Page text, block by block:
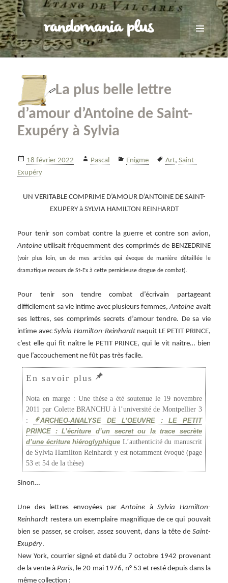
randomania plus
MENU
ET
WIDGETS
La plus belle lettre
d’amour d’Antoine de Saint-
Exupéry à Sylvia
Publié
le
18 février 2022 Auteur
Pascal Catégories
Enigme
Mots-
Art,Saint-
Exupéry
UN VERITABLE COMPRIME D’AMOUR D’ANTOINE DE SAINT-
EXUPERY à SYLVIA HAMILTON REINHARDT
Pour tenir son combat contre la guerre et contre son avion,
Antoine utilisait fréquemment des comprimés de BENZEDRINE
(voir plus loin, un de mes articles qui évoque de manière détaillée le
dramatique recours de St-Ex à cette pernicieuse drogue de combat).
Pour tenir son tendre combat d’écrivain partageant
difficilement sa vie intime avec plusieurs femmes,Antoine avait
ses lettres, ses comprimés secrets d’amour tendre. De sa vie
intime avecSylvia Hamilton-Reinhardtnaquit LE PETIT PRINCE,
c’est elle qui fit naître le PETIT PRINCE, qui le vit naître… bien
que l’accouchement ne fût pas très facile.
Nota en marge : Une thèse a été soutenue le 19 novembre
2011 par Colette BRANCHU à l’université de Montpellier 3
:
ARCHEO-ANALYSE DE L’OEUVRE : LE PETIT
PRINCE : L’écriture d’un secret ou la trace secrète
d’une écriture hiéroglyphique L’authenticité du manuscrit
de Sylvia Hamilton Reinhardt y est notamment évoqué (page
53 et 54 de la thèse)
Sinon…
Une des lettres envoyées parAntoine àSylvia Hamilton-
Reinhardt restera un exemplaire magnifique de ce qui pouvait
bien se passer, se croiser, assez souvent, dans la tête de Saint-
Exupéry.
New York, courrier signé et daté du 7 octobre 1942 provenant
de la vente àParis, le 20 mai 1976, n° 53 et resté depuis dans la
même collection :